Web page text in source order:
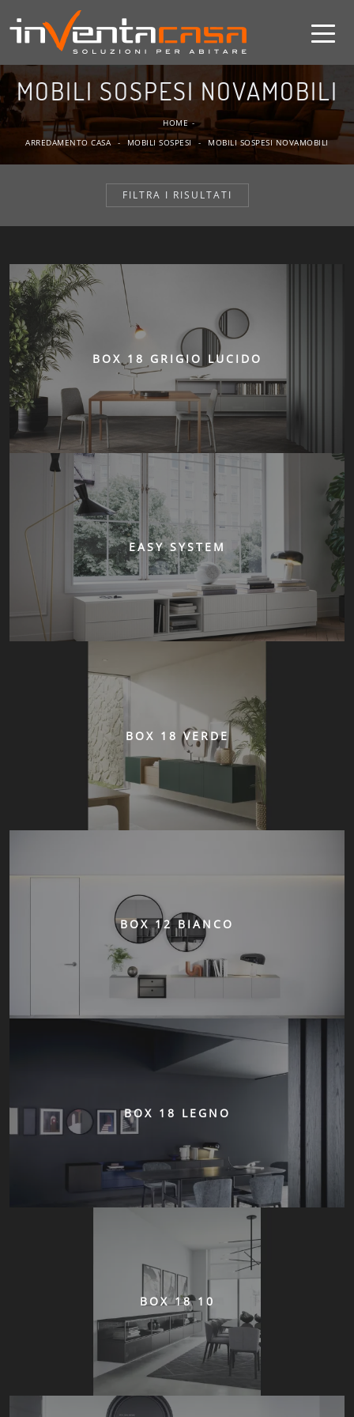
MOBILI SOSPESI NOVAMOBILI
HOME -
ARREDAMENTO CASA - MOBILI SOSPESI - MOBILI SOSPESI NOVAMOBILI
FILTRA I RISULTATI
BOX 18 GRIGIO LUCIDO
EASY SYSTEM
BOX 18 VERDE
BOX 12 BIANCO
BOX 18 LEGNO
BOX 18 10